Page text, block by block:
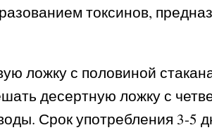
токсинов,
ложку с половиной
десертную ложку с
Срок употребления 3-5